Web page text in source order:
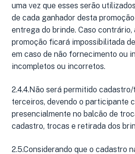
uma vez que esses serão
de cada ganhador desta
entrega do brinde. Caso contrário,
promoção ficará impossibilitada
em caso de não fornecimento ou
incompletos ou incorretos.
2.4.4.Não será permitido
terceiros, devendo o participante
presencialmente no balcão de
cadastro, trocas e retirada dos
2.5.Considerando que o cadastro